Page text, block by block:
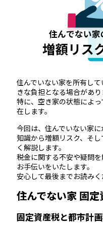
住んでいない家を所有し
きな負担となる場合があり
特に、空き家の状態によ
在します。
今回は、住んでいない家
知識から増額リスク、そ
く解説します。
税金に関する不安や疑問
お手伝いをいたします。
安心して最後までお読みく
住んでない家 固
固定資産税と都市計